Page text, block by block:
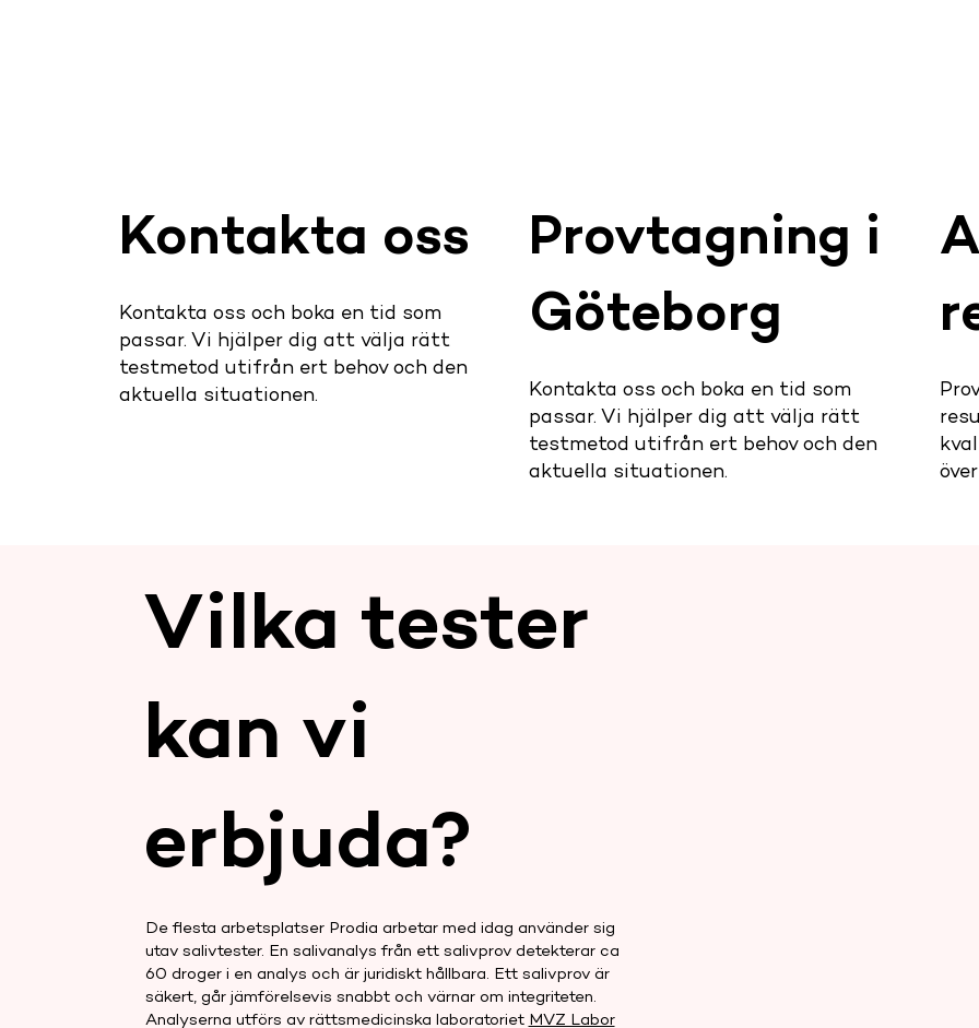
Kontakta oss
Kontakta oss och boka en tid som
passar. Vi hjälper dig att välja rätt
testmetod utifrån ert behov och den
aktuella situationen.
Provtagning i
Göteborg
Kontakta oss och boka en tid som
passar. Vi hjälper dig att välja rätt
testmetod utifrån ert behov och den
aktuella situationen.
Vilka tester
kan vi
erbjuda?
De flesta arbetsplatser Prodia arbetar med idag använder sig
utav salivtester. En salivanalys från ett salivprov detekterar ca
60 droger i en analys och är juridiskt hållbara. Ett salivprov är
säkert, går jämförelsevis snabbt och värnar om integriteten.
Analyserna utförs av rättsmedicinska laboratoriet MVZ Labor